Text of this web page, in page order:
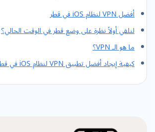
أفضل VPN لنظام iOS في قطر
لنلقي أولاً نظرة على وضع قطر في الوقت الحالي؟
ما هو الـ VPN؟
كيفية إيجاد أفضل تطبيق VPN لنظام iOS في قطر